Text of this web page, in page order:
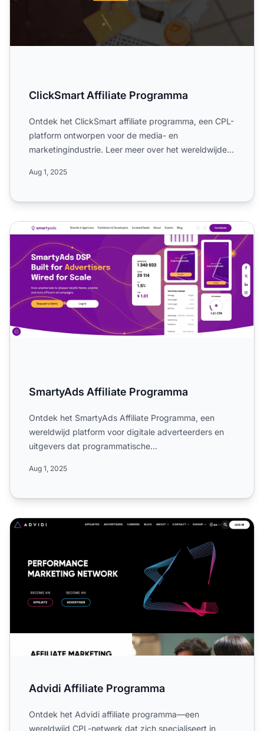
ClickSmart Affiliate Programma
Ontdek het ClickSmart affiliate programma, een CPL-
platform ontworpen voor de media- en
marketingindustrie. Leer meer over het wereldwijde
Aug 1, 2025
SmartyAds Affiliate Programma
SmartyAds Affiliate Programma
Ontdek het SmartyAds Affiliate Programma, een
wereldwijd platform voor digitale adverteerders en
uitgevers dat programmatische
Aug 1, 2025
Advidi Affiliate Programma
Advidi Affiliate Programma
Ontdek het Advidi affiliate programma—een
wereldwijd CPL-netwerk dat zich specialiseert in